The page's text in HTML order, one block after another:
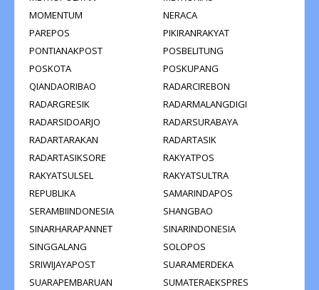
MOMENTUM
NERACA
PAREPOS
PIKIRANRAKYAT
PONTIANAKPOST
POSBELITUNG
POSKOTA
POSKUPANG
QIANDAORIBAO
RADARCIREBON
RADARGRESIK
RADARMALANGDIGI
RADARSIDOARJO
RADARSURABAYA
RADARTARAKAN
RADARTASIK
RADARTASIKSORE
RAKYATPOS
RAKYATSULSEL
RAKYATSULTRA
REPUBLIKA
SAMARINDAPOS
SERAMBIINDONESIA
SHANGBAO
SINARHARAPANNET
SINARINDONESIA
SINGGALANG
SOLOPOS
SRIWIJAYAPOST
SUARAMERDEKA
SUARAPEMBARUAN
SUMATERAEKSPRES